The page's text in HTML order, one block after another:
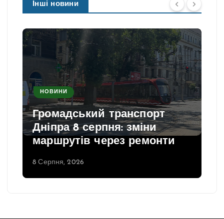
Інші новини
НОВИНИ
Громадський транспорт
Дніпра 8 серпня: зміни
маршрутів через ремонти
8 Серпня, 2026